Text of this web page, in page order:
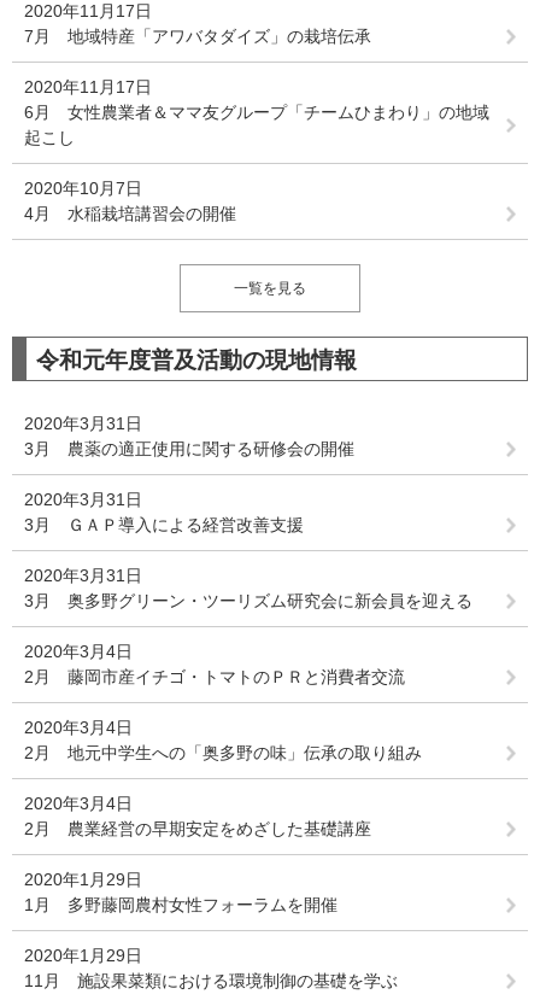
2020年11月17日
7月 地域特産「アワバタダイズ」の栽培伝承
2020年11月17日
6月 女性農業者＆ママ友グループ「チームひまわり」の地域
起こし
2020年10月7日
4月 水稲栽培講習会の開催
一覧を見る
令和元年度普及活動の現地情報
2020年3月31日
3月 農薬の適正使用に関する研修会の開催
2020年3月31日
3月 ＧＡＰ導入による経営改善支援
2020年3月31日
3月 奥多野グリーン・ツーリズム研究会に新会員を迎える
2020年3月4日
2月 藤岡市産イチゴ・トマトのＰＲと消費者交流
2020年3月4日
2月 地元中学生への「奥多野の味」伝承の取り組み
2020年3月4日
2月 農業経営の早期安定をめざした基礎講座
2020年1月29日
1月 多野藤岡農村女性フォーラムを開催
2020年1月29日
11月 施設果菜類における環境制御の基礎を学ぶ